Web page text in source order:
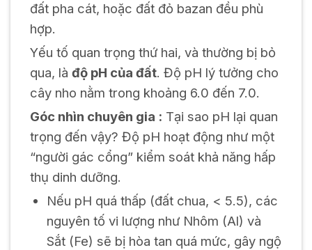
đất pha cát, hoặc đất đỏ bazan đều phù
hợp.
Yếu tố quan trọng thứ hai, và thường bị bỏ
qua, là độ pH của đất. Độ pH lý tưởng cho
cây nho nằm trong khoảng 6.0 đến 7.0.
Góc nhìn chuyên gia : Tại sao pH lại quan
trọng đến vậy? Độ pH hoạt động như một
“người gác cổng” kiểm soát khả năng hấp
thụ dinh dưỡng.
Nếu pH quá thấp (đất chua, < 5.5), các
nguyên tố vi lượng như Nhôm (Al) và
Sắt (Fe) sẽ bị hòa tan quá mức, gây ngộ